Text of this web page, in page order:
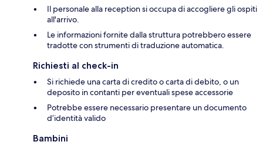
Il personale alla reception si occupa di accogliere gli ospiti
all'arrivo.
Le informazioni fornite dalla struttura potrebbero essere
tradotte con strumenti di traduzione automatica.
Richiesti al check-in
Si richiede una carta di credito o carta di debito, o un
deposito in contanti per eventuali spese accessorie
Potrebbe essere necessario presentare un documento
d’identità valido
Bambini